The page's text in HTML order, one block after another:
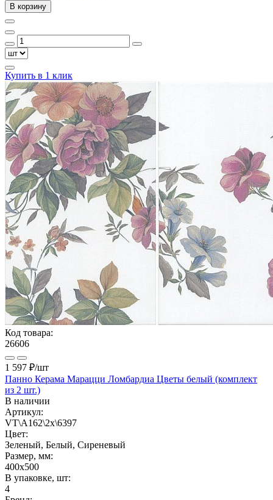
В корзину
Купить в 1 клик
Код товара:
26606
1 597 ₽/шт
Панно Керама Марацци Ломбардиа Цветы белый (комплект
из 2 шт.)
В наличии
Артикул:
VT\A162\2x\6397
Цвет:
Зеленый, Белый, Сиреневый
Размер, мм:
400x500
В упаковке, шт:
4